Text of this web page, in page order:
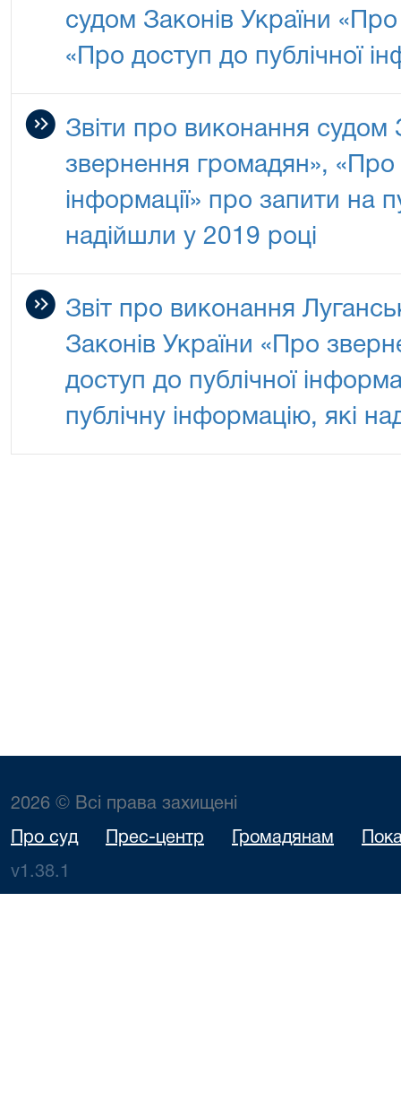
судом Законів України
«Про доступ до публічної
Звіти про виконання судом
звернення громадян», «Про
інформації» про запити на
надійшли у 2019 році
Звіт про виконання
Законів України «Про
доступ до публічної
публічну інформацію, які
2026 © Всі права захищені
Про суд Прес-центр Громадянам
v1.38.1